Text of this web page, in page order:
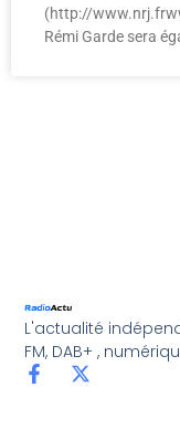
(http://
Rémi Garde sera
L'actualité
FM, DAB+ ,